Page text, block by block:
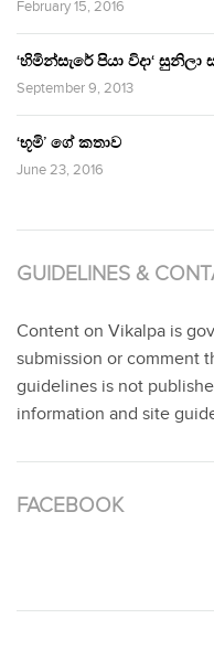
February 15, 2016
‘හිමින්සැරේ පියා විදා‘ සුනිලා
September 9, 2013
‘භූමි’ ගේ කතාව
June 23, 2016
GUIDELINES &
Content on Vikalpa is
submission or comment
guidelines is not
information and site
FACEBOOK